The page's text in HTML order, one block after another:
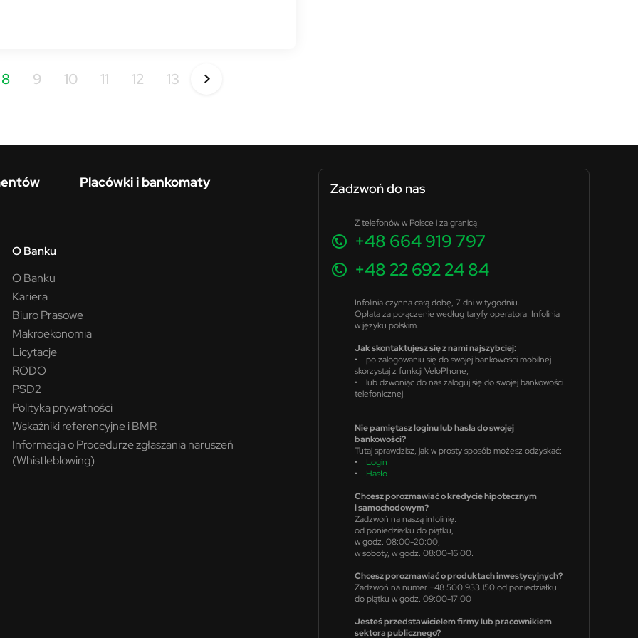
8 9 10 11 12 13
Placówki i bankomaty
O Banku
O Banku
Kariera
Biuro Prasowe
Makroekonomia
Licytacje
RODO
PSD2
Polityka prywatności
Wskaźniki referencyjne i BMR
Informacja o Procedurze zgłaszania naruszeń
(Whistleblowing)
Zadzwoń do nas
Z telefonów w Polsce i za granicą:
+48 664 919 797
+48 22 692 24 84
Infolinia czynna całą dobę, 7 dni w tygodniu.
Opłata za połączenie według taryfy operatora. Infolinia
w języku polskim.
Jak skontaktujesz się z nami najszybciej:
• po zalogowaniu się do swojej bankowości mobilnej
skorzystaj z funkcji VeloPhone,
• lub dzwoniąc do nas zaloguj się do swojej bankowości
telefonicznej.
Nie pamiętasz loginu lub hasła do swojej
bankowości?
Tutaj sprawdzisz, jak w prosty sposób możesz odzyskać:
• Login
• Hasło
Chcesz porozmawiać o kredycie hipotecznym
i samochodowym?
Zadzwoń na naszą infolinię:
od poniedziałku do piątku,
w godz. 08:00-20:00,
w soboty, w godz. 08:00-16:00.
Chcesz porozmawiać o produktach inwestycyjnych?
Zadzwoń na numer +48 500 933 150 od poniedziałku
do piątku w godz. 09:00-17:00
Jesteś przedstawicielem firmy lub pracownikiem
sektora publicznego?